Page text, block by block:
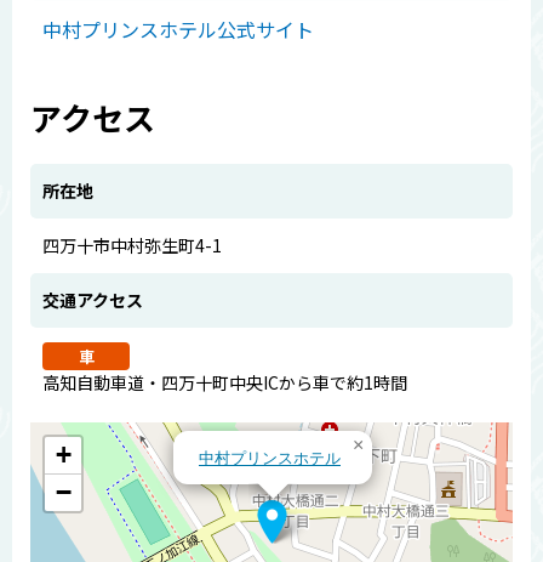
中村プリンスホテル公式サイト
アクセス
所在地
四万十市中村弥生町4-1
交通アクセス
車
高知自動車道・四万十町中央ICから車で約1時間
中村プリンスホテル
×
+
−